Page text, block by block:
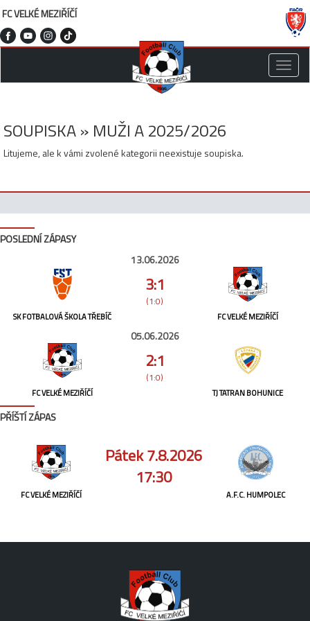
FC VELKÉ MEZIŘÍČÍ
Toggle
SOUPISKA » MUŽI A 2025/2026
Litujeme, ale k vámi zvolené kategorii neexistuje soupiska.
POSLEDNÍ ZÁPASY
SK FOTBALOVÁ ŠKOLA TŘEBÍČ
13.06.2026
3:1
(1:0)
FC VELKÉ MEZIŘÍČÍ
FC VELKÉ MEZIŘÍČÍ
05.06.2026
2:1
(1:0)
TJ TATRAN BOHUNICE
PŘÍŠTÍ ZÁPAS
FC VELKÉ MEZIŘÍČÍ
Pátek 7.8.2026
17:30
A.F.C. HUMPOLEC